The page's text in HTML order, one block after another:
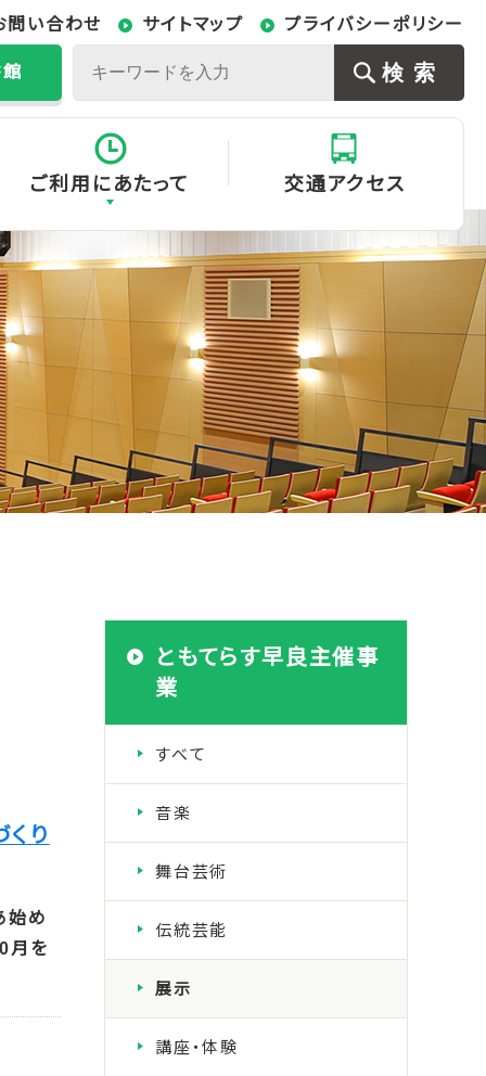
問い合わせ サイトマップ プライバシーポリシー
ご利用にあたって 交通アクセス
り
始め
月を
ともてらす早良主催事
業
すべて
音楽
舞台芸術
伝統芸能
展示
講座・体験